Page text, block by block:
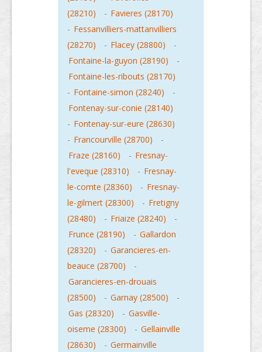
(28210)
- Favieres (28170)
- Fessanvilliers-mattanvilliers
(28270)
- Flacey (28800)
-
Fontaine-la-guyon (28190)
-
Fontaine-les-ribouts (28170)
- Fontaine-simon (28240)
-
Fontenay-sur-conie (28140)
- Fontenay-sur-eure (28630)
- Francourville (28700)
-
Fraze (28160)
- Fresnay-
l'eveque (28310)
- Fresnay-
le-comte (28360)
- Fresnay-
le-gilmert (28300)
- Fretigny
(28480)
- Friaize (28240)
-
Frunce (28190)
- Gallardon
(28320)
- Garancieres-en-
beauce (28700)
-
Garancieres-en-drouais
(28500)
- Garnay (28500)
-
Gas (28320)
- Gasville-
oiseme (28300)
- Gellainville
(28630)
- Germainville